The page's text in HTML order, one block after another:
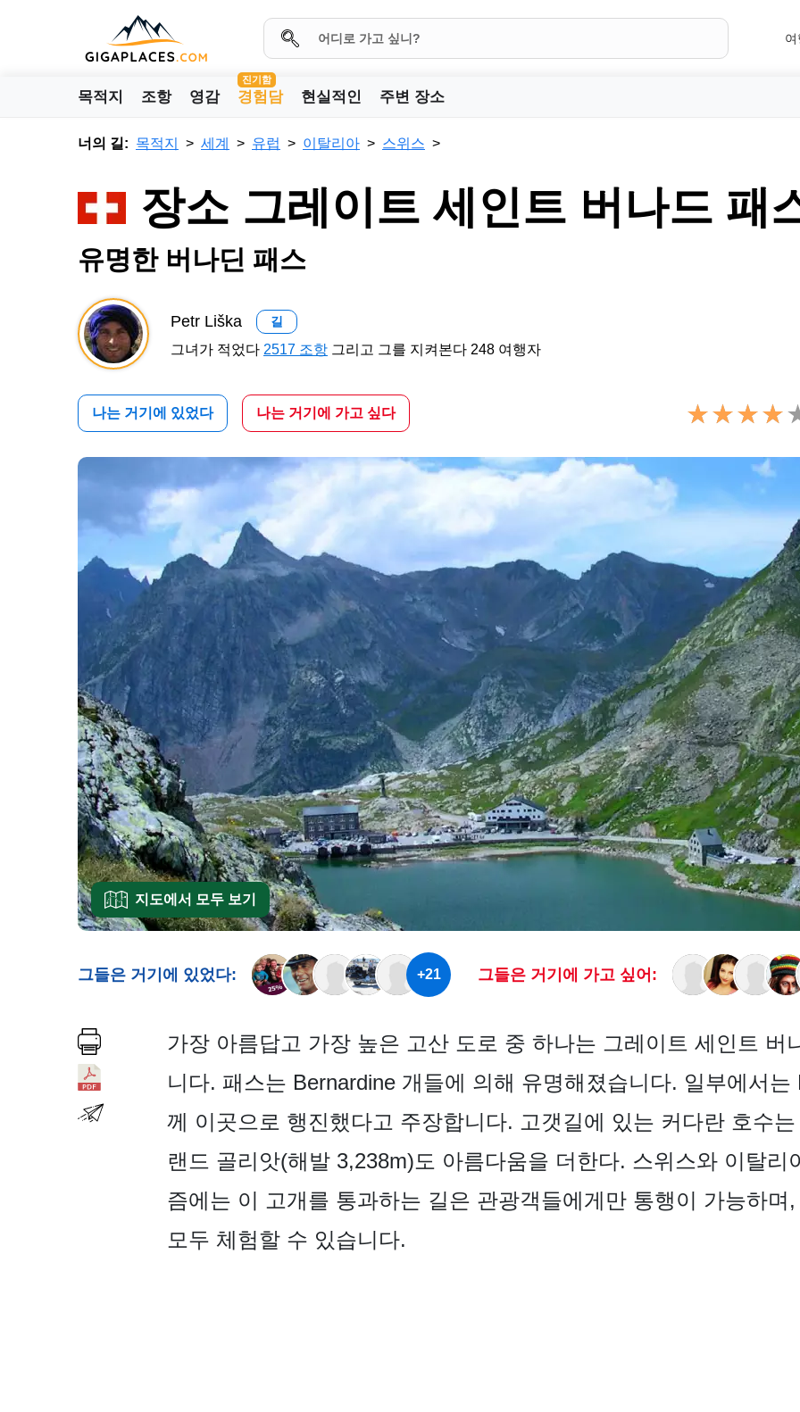
목적지 조항 영감
진기함
경험담 현실적인 주변 장소
너의 길: 목적지 세계 유럽 이탈리아 스위스
장소 그레이트 세인트 버나드 패
유명한 버나딘 패스
Petr Liška 길
그녀가 적었다 2517 조항 그리고 그를 지켜본다 248 여행자
나는 거기에 있었다 나는 거기에 가고 싶다
지도에서 모두 보기
그들은 거기에 있었다: +21 그들은 거기에 가고 싶어:
가장 아름답고 가장 높은 고산 도로 중 하나는 그레이트 세인트 버
니다. 패스는 Bernardine 개들에 의해 유명해졌습니다. 일부에서
께 이곳으로 행진했다고 주장합니다. 고갯길에 있는 커다란 호수
랜드 골리앗(해발 3,238m)도 아름다움을 더한다. 스위스와 이탈리
즘에는 이 고개를 통과하는 길은 관광객들에게만 통행이 가능하며
모두 체험할 수 있습니다.